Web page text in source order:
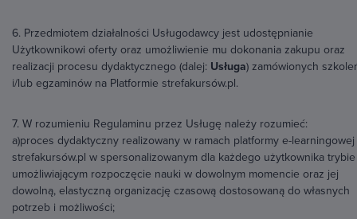
6. Przedmiotem działalności Usługodawcy jest udostępnianie
Użytkownikowi oferty oraz umożliwienie mu dokonania zakupu oraz
realizacji procesu dydaktycznego (dalej: Usługa) zamówionych
i/lub egzaminów na Platformie strefakursów.pl.
7. W rozumieniu Regulaminu przez Usługę należy rozumieć:
a)proces dydaktyczny realizowany w ramach platformy e-learningowej
strefakursów.pl w spersonalizowanym dla każdego użytkownika trybie
umożliwiającym rozpoczęcie nauki w dowolnym momencie oraz jej
dowolną, elastyczną organizację czasową dostosowaną do własnych
potrzeb i możliwości;